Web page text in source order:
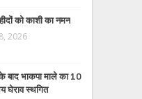
को काशी का नमन
2026
बाद भाकपा माले का 10
घेराव स्थगित